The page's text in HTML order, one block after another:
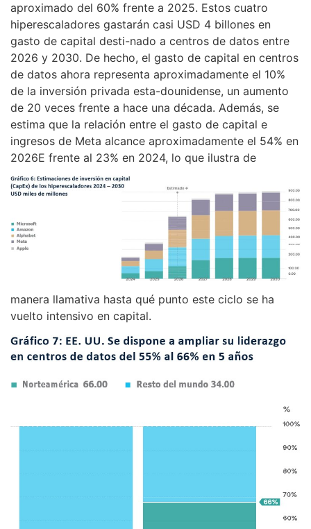
aproximado del 60% frente a 2025. Estos cuatro
hiperescaladores gastarán casi USD 4 billones en
gasto de capital desti-nado a centros de datos entre
2026 y 2030. De hecho, el gasto de capital en centros
de datos ahora representa aproximadamente el 10%
de la inversión privada esta-dounidense, un aumento
de 20 veces frente a hace una década. Además, se
estima que la relación entre el gasto de capital e
ingresos de Meta alcance aproximadamente el 54% en
2026E frente al 23% en 2024, lo que ilustra de
manera llamativa hasta qué punto este ciclo se ha
vuelto intensivo en capital.